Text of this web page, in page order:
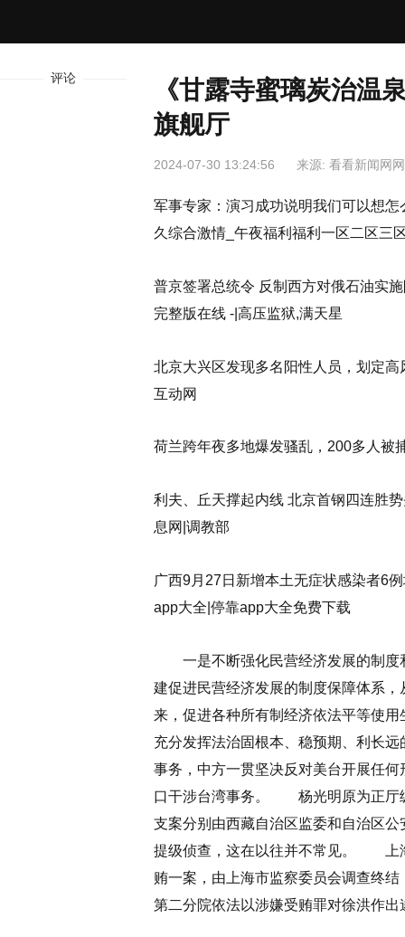
评论
《甘露寺蜜璃炭治温
旗舰厅
2024-07-30 13:24:56 来源: 看看新闻网
军事专家：演习成功说明我们可以想
久综合激情_午夜福利福利一区二区三
普京签署总统令 反制西方对俄石油实
完整版在线 -|高压监狱,满天星
北京大兴区发现多名阳性人员，划定
互动网
荷兰跨年夜多地爆发骚乱，200多人被
利夫、丘天撑起内线 北京首钢四连胜
息网|调教部
广西9月27日新增本土无症状感染者6
app大全|停靠app大全免费下载
一是不断强化民营经济发展的制度
建促进民营经济发展的制度保障体系
来，促进各种所有制经济依法平等使
充分发挥法治固根本、稳预期、利长远
事务，中方一贯坚决反对美台开展任
口干涉台湾事务。
杨光明原为正厅级
支案分别由西藏自治区监委和自治区
提级侦查，这在以往并不常见。
上海
贿一案，由上海市监察委员会调查终
第二分院依法以涉嫌受贿罪对徐洪作